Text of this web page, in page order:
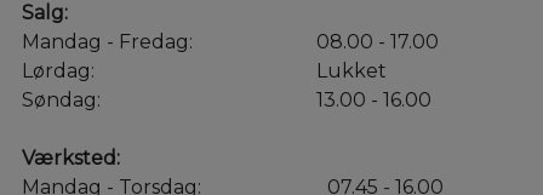
Salg:
Mandag - Fredag:
08.00 - 17.00
Lørdag:
Lukket
Søndag:
13.00 - 16.00
Værksted:
Mandag - Torsdag:
07.45 - 16.00